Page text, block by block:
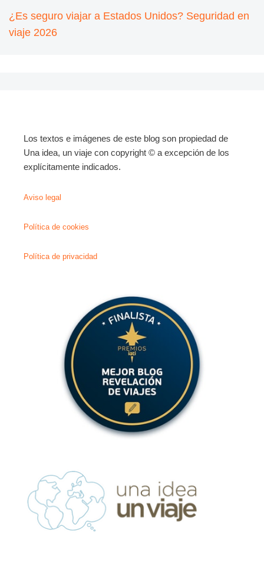
¿Es seguro viajar a Estados Unidos? Seguridad en
viaje 2026
Los textos e imágenes de este blog son propiedad de
Una idea, un viaje con copyright © a excepción de los
explícitamente indicados.
Aviso legal
Política de cookies
Política de privacidad